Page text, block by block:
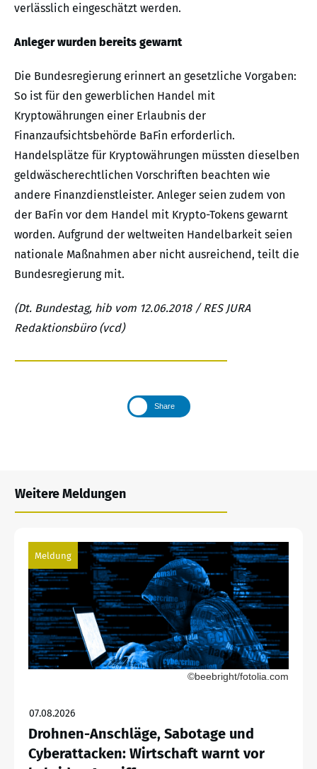
verlässlich eingeschätzt werden.
Anleger wurden bereits gewarnt
Die Bundesregierung erinnert an gesetzliche Vorgaben:
So ist für den gewerblichen Handel mit
Kryptowährungen einer Erlaubnis der
Finanzaufsichtsbehörde BaFin erforderlich.
Handelsplätze für Kryptowährungen müssten dieselben
geldwäscherechtlichen Vorschriften beachten wie
andere Finanzdienstleister. Anleger seien zudem von
der BaFin vor dem Handel mit Krypto-Tokens gewarnt
worden. Aufgrund der weltweiten Handelbarkeit seien
nationale Maßnahmen aber nicht ausreichend, teilt die
Bundesregierung mit.
(Dt. Bundestag, hib vom 12.06.2018 / RES JURA
Redaktionsbüro (vcd)
Share
Weitere Meldungen
Meldung
©beebright/fotolia.com
07.08.2026
Drohnen-Anschläge, Sabotage und
Cyberattacken: Wirtschaft warnt vor